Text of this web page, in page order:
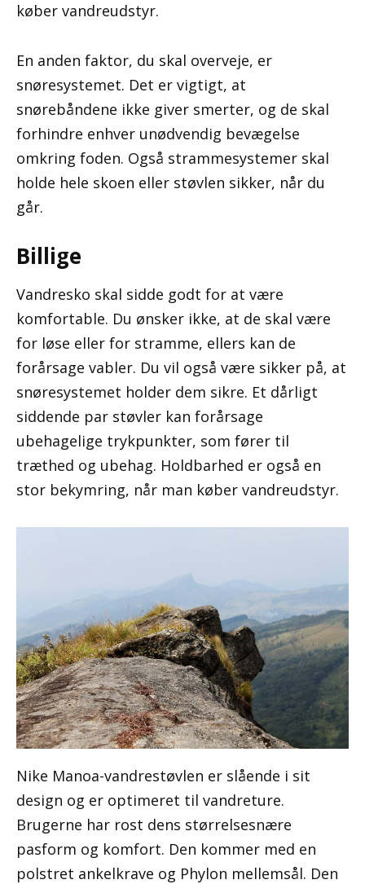
køber vandreudstyr.
En anden faktor, du skal overveje, er
snøresystemet. Det er vigtigt, at
snørebåndene ikke giver smerter, og de skal
forhindre enhver unødvendig bevægelse
omkring foden. Også strammesystemer skal
holde hele skoen eller støvlen sikker, når du
går.
Billige
Vandresko skal sidde godt for at være
komfortable. Du ønsker ikke, at de skal være
for løse eller for stramme, ellers kan de
forårsage vabler. Du vil også være sikker på, at
snøresystemet holder dem sikre. Et dårligt
siddende par støvler kan forårsage
ubehagelige trykpunkter, som fører til
træthed og ubehag. Holdbarhed er også en
stor bekymring, når man køber vandreudstyr.
Nike Manoa-vandrestøvlen er slående i sit
design og er optimeret til vandreture.
Brugerne har rost dens størrelsesnære
pasform og komfort. Den kommer med en
polstret ankelkrave og Phylon mellemsål. Den